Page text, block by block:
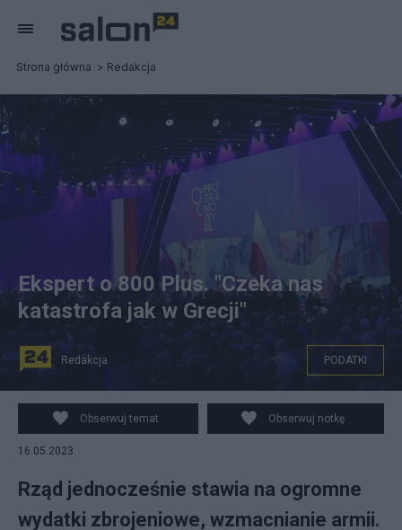
Strona główna Redakcja
Program 800 Plus PiS ogłosił podczas konwencji
programowej Fot. PAP/Leszek Szymańsk
Ekspert o 800 Plus. "Czeka nas
katastrofa jak w Grecji"
Redakcja PODATKI
Obserwuj temat Obserwuj notkę
16.05.2023
Rząd jednocześnie stawia na ogromne
wydatki zbrojeniowe, wzmacnianie armii.